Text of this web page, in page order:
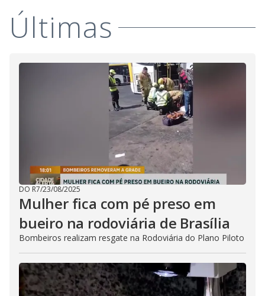
i
d
e
o
Últimas
DO R7/23/08/2025
Mulher fica com pé preso em
bueiro na rodoviária de Brasília
Bombeiros realizam resgate na Rodoviária do Plano Piloto